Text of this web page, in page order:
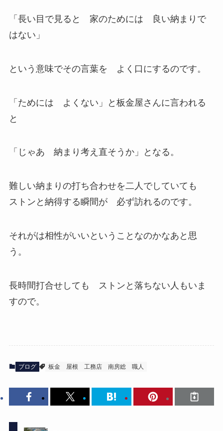
「長い目で見ると 家のためには 良い納まりで
はない」
という意味でその言葉を よく口にするのです。
「ためには よくない」と板金屋さんに言われる
と
「じゃあ 納まり考え直そうか」となる。
難しい納まりの打ち合わせを二人でしていても
ストンと納得する瞬間が 必ず訪れるのです。
それがは相性がいいということなのかなあと思
う。
長時間打合せしても ストンと落ちない人もいま
すので。
ブログ 板金 屋根 工務店 南房総 職人